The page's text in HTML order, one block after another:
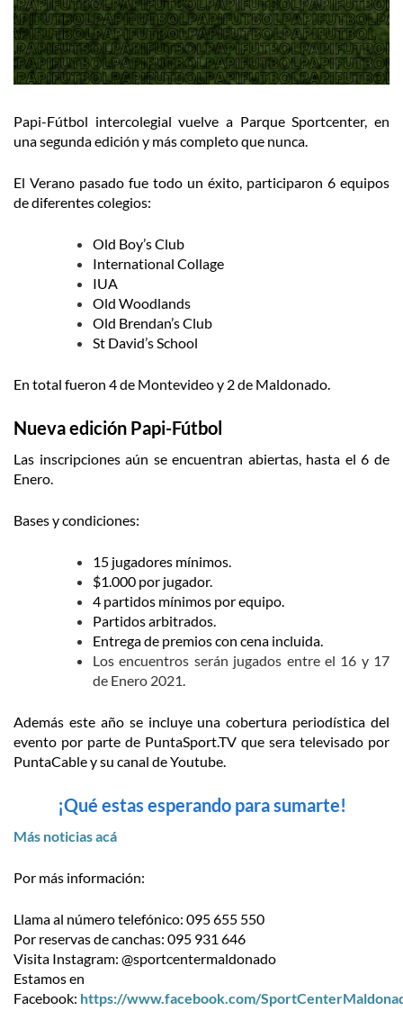
Papi-Fútbol intercolegial vuelve a Parque Sportcenter, en
una segunda edición y más completo que nunca.
El Verano pasado fue todo un éxito, participaron 6 equipos
de diferentes colegios:
Old Boy’s Club
International Collage
IUA
Old Woodlands
Old Brendan’s Club
St David’s School
En total fueron 4 de Montevideo y 2 de Maldonado.
Nueva edición Papi-Fútbol
Las inscripciones aún se encuentran abiertas, hasta el 6 de
Enero.
Bases y condiciones:
15 jugadores mínimos.
$1.000 por jugador.
4 partidos mínimos por equipo.
Partidos arbitrados.
Entrega de premios con cena incluida.
Los encuentros serán jugados entre el 16 y 17
de Enero 2021.
Además este año se incluye una cobertura periodística del
evento por parte de PuntaSport.TV que sera televisado por
PuntaCable y su canal de Youtube.
¡Qué estas esperando para sumarte!
Más noticias acá
Por más información:
Llama al número telefónico: 095 655 550
Por reservas de canchas: 095 931 646
Visita Instagram: @sportcentermaldonado
Estamos en
Facebook: https://www.facebook.com/